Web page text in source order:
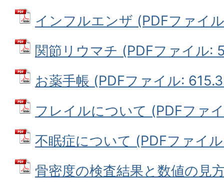
インフルエンザ (PDFファイ
関節リウマチ (PDFファイル:
お薬手帳 (PDFファイル:
フレイルについて (PDFファ
不眠症について (PDFファイ
骨密度の検査結果と数値の見